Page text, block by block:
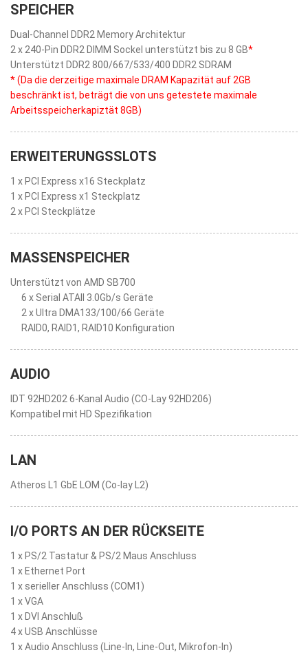
SPEICHER
Dual-Channel DDR2 Memory Architektur
2 x 240-Pin DDR2 DIMM Sockel unterstützt bis zu 8 GB*
Unterstützt DDR2 800/667/533/400 DDR2 SDRAM
* (Da die derzeitige maximale DRAM Kapazität auf 2GB
beschränkt ist, beträgt die von uns getestete maximale
Arbeitsspeicherkapiztät 8GB)
ERWEITERUNGSSLOTS
1 x PCI Express x16 Steckplatz
1 x PCI Express x1 Steckplatz
2 x PCI Steckplätze
MASSENSPEICHER
Unterstützt von AMD SB700
6 x Serial ATAII 3.0Gb/s Geräte
2 x Ultra DMA133/100/66 Geräte
RAID0, RAID1, RAID10 Konfiguration
AUDIO
IDT 92HD202 6-Kanal Audio (CO-Lay 92HD206)
Kompatibel mit HD Spezifikation
LAN
Atheros L1 GbE LOM (Co-lay L2)
I/O PORTS AN DER RÜCKSEITE
1 x PS/2 Tastatur & PS/2 Maus Anschluss
1 x Ethernet Port
1 x serieller Anschluss (COM1)
1 x VGA
1 x DVI Anschluß
4 x USB Anschlüsse
1 x Audio Anschluss (Line-In, Line-Out, Mikrofon-In)